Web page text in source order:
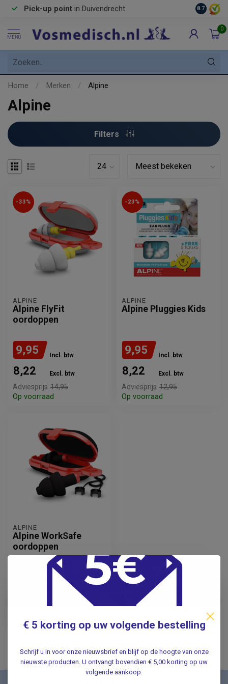
Pick-up point in Duivendrecht 8.7
MENU
0
Home / Merken / Alpine
Alpine
Filters
-33%
ALPINE
Alpine FlyFit
oordoppen
9,95 Incl. btw
8,22 Excl. btw
Adviesprijs 14,95
Op voorraad
-23%
ALPINE
Alpine Pluggies Kids
9,95 Incl. btw
8,22 Excl. btw
Adviesprijs 12,95
Op voorraad
ALPINE
Alpine WorkSafe
oordoppen
Incl. btw
weken
€ 5 korting op uw volgende bestelling
Schrijf u in voor onze nieuwsbrief en blijf op de hoogte van onze
nieuwste producten. U ontvangt bovendien € 5,00 korting op uw
volgende aankoop.